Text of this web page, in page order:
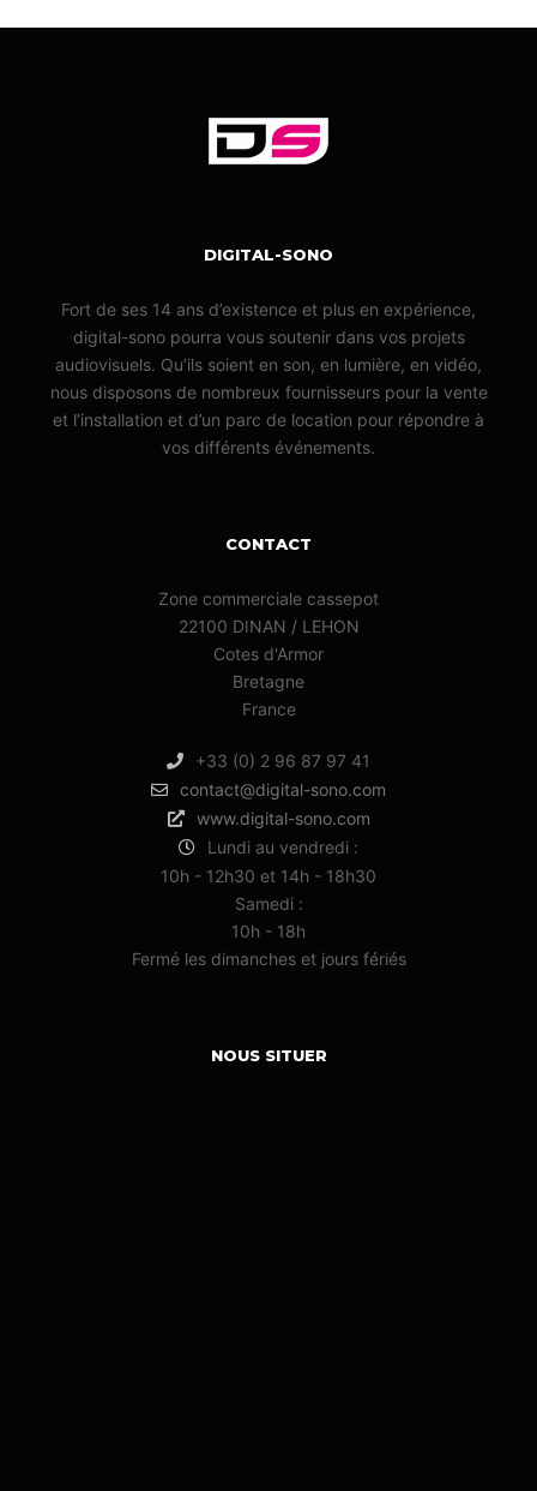
DIGITAL-SONO
Fort de ses 14 ans d’existence et plus en expérience,
digital-sono pourra vous soutenir dans vos projets
audiovisuels. Qu’ils soient en son, en lumière, en vidéo,
nous disposons de nombreux fournisseurs pour la vente
et l’installation et d’un parc de location pour répondre à
vos différents événements.
CONTACT
Zone commerciale cassepot
22100 DINAN / LEHON
Cotes d'Armor
Bretagne
France
+33 (0) 2 96 87 97 41
contact@digital-sono.com
www.digital-sono.com
Lundi au vendredi :
10h - 12h30 et 14h - 18h30
Samedi :
10h - 18h
Fermé les dimanches et jours fériés
NOUS SITUER